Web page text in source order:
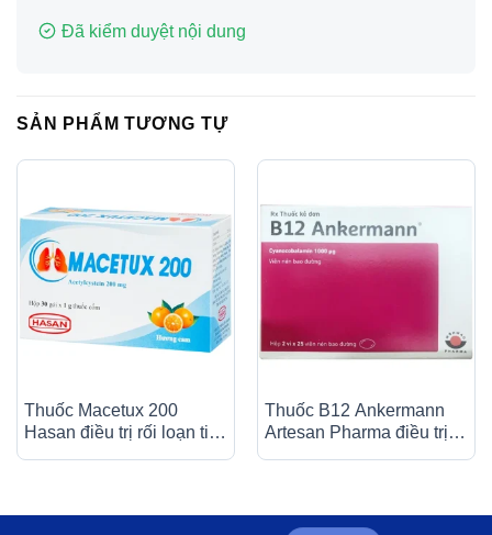
Đã kiểm duyệt nội dung
SẢN PHẨM TƯƠNG TỰ
Thuốc Macetux 200
Hasan điều trị rối loạn tiết
Thuốc B12 Ankermann
Artesan Pharma điều trị